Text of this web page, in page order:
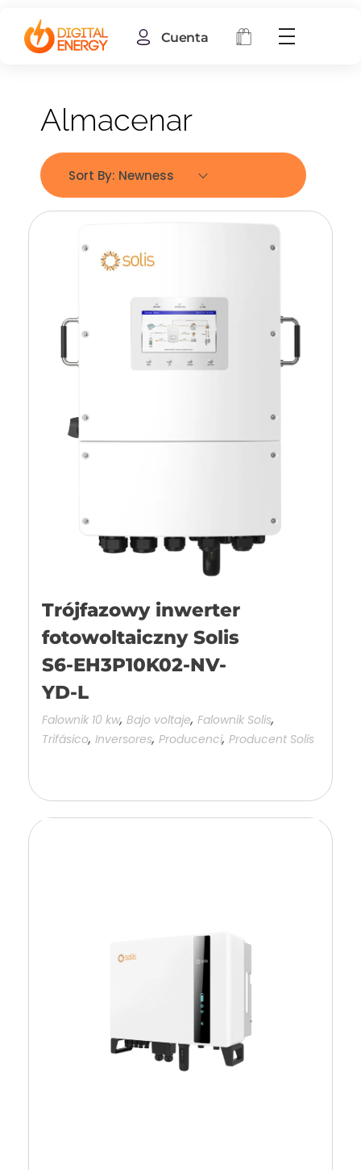
Cuenta
Almacenar
Sort By: Newness
Trójfazowy inwerter
fotowoltaiczny Solis
S6-EH3P10K02-NV-
YD-L
Falownik 10 kw, Bajo voltaje, Falownik Solis,
Trifásico, Inversores, Producenci, Producent Solis